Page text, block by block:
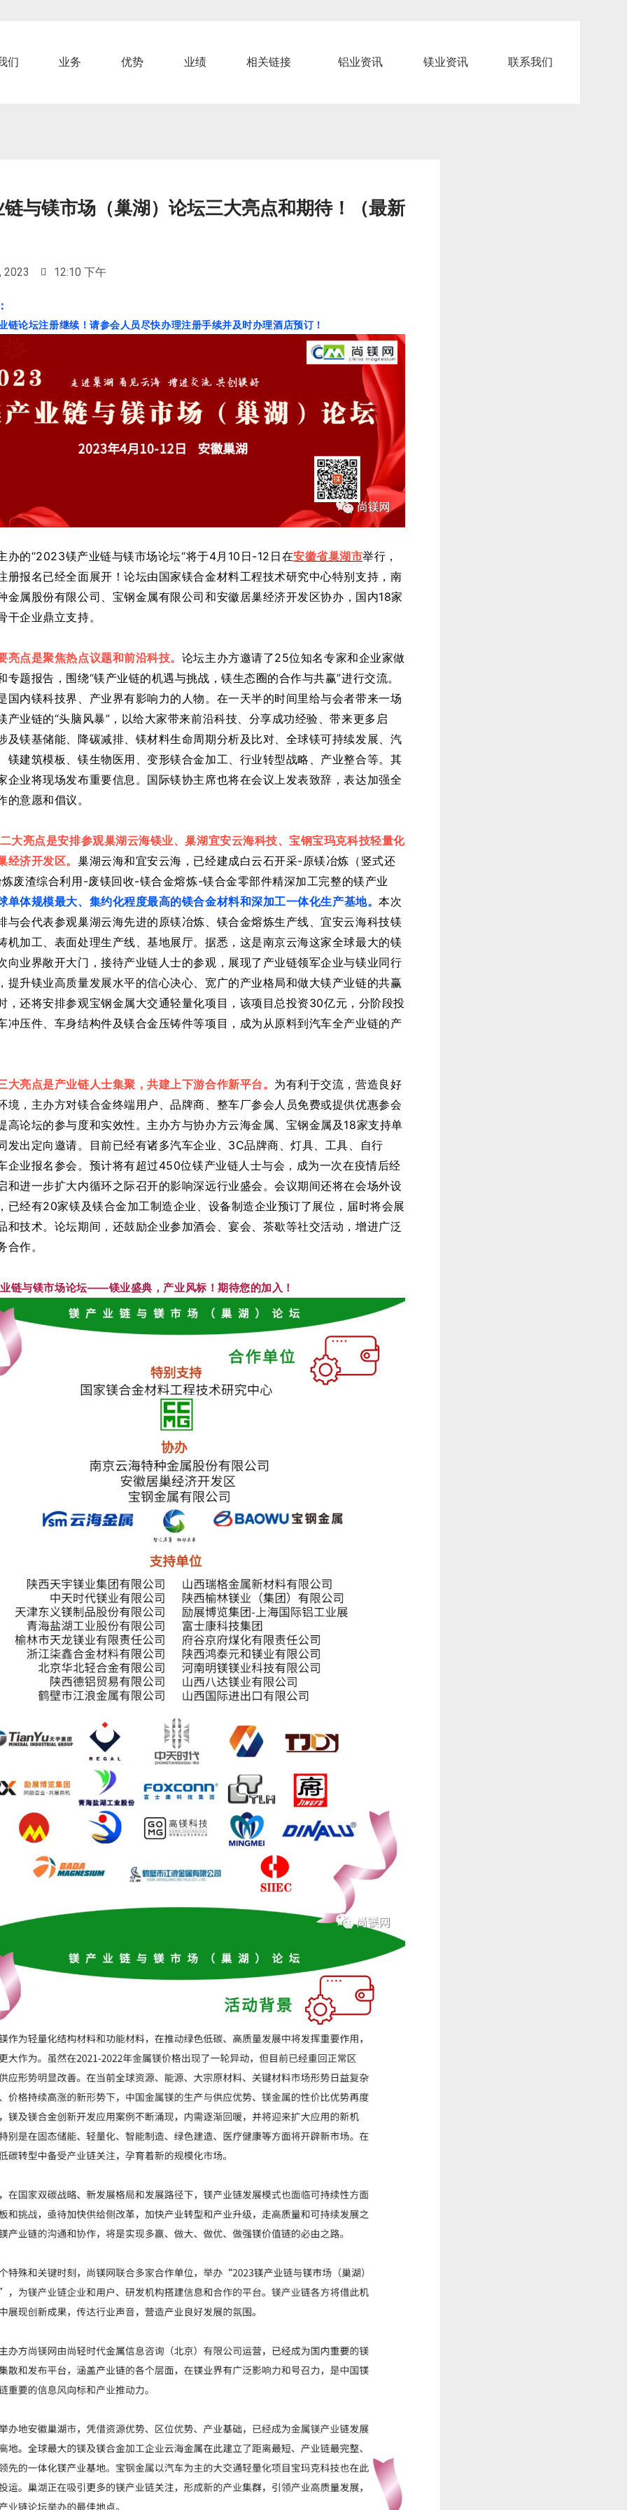
们 业务 优势 业绩 相关链接 铝业资讯 镁业资讯 联系我们
链与镁市场（巢湖）论坛三大亮点和期待！（最新
2023 12:10 下午
链论坛注册继续！请参会人员尽快办理注册手续并及时办理酒店预订！
办的“2023镁产业链与镁市场论坛“将于4月10日-12日在安徽省巢湖市举行，
册报名已经全面展开！论坛由国家镁合金材料工程技术研究中心特别支持，南
金属股份有限公司、 宝钢金属有限公司和安徽居巢经济开发区协办，国内18家
干企业鼎立支持。
亮点是聚焦热点议题和前沿科技。 论坛主办方邀请了25位知名专家和企业家做
专题报告，围绕“镁产业链的机遇与挑战，镁生态圈的合作与共赢”进行交流。
国内镁科技界、产业界有影响力的人物。在一天半的时间里给与会者带来一场
产业链的“头脑风暴”，以给大家带来前沿科技、分享成功经验、带来更多启
及镁基储能、降碳减排、镁材料生命周期分析及比对、全球镁可持续发展、汽
镁建筑模板、镁生物医用、变形镁合金加工、行业转型战略、产业整合等。其
企业将现场发布重要信息。 国际镁协主席也将在会议上发表致辞，表达加强全
的意愿和倡议。
大亮点是安排参观巢湖云海镁业、巢湖宜安云海科技、宝钢宝玛克科技轻量化
经济开发区。 巢湖云海和宜安云海，已经建成白云石开采-原镁冶炼（竖式还
废渣综合利用-废镁回收-镁合金熔炼-镁合金零部件精深加工完整的镁产业
单体规模最大、集约化程度最高的镁合金材料和深加工一体化生产基地。本次
与会代表参观巢湖云海先进的原镁冶炼、镁合金熔炼生产线、宜安云海科技镁
机加工、表面处理生产线、基地展厅。据悉，这是南京云海这家全球最大的镁
向业界敞开大门，接待产业链人士的参观，展现了产业链领军企业与镁业同行
提升镁业高质量发展水平的信心决心、宽广的产业格局和做大镁产业链的共赢
，还将安排参观宝钢金属大交通轻量化项目，该项目总投资30亿元，分阶段投
冲压件、车身结构件及镁合金压铸件等项目，成为从原料到汽车全产业链的产
大亮点是产业链人士集聚，共建上下游合作新平台。 为有利于交流，营造良好
境，主办方对镁合金终端用户、品牌商、整车厂参会人员免费或提供优惠参会
高论坛的参与度和实效性。主办方与协办方云海金属、宝钢金属及18家支持单
发出定向邀请。目前已经有诸多汽车企业、3C品牌商、灯具、工具、自行
企业报名参会。 预计将有超过450位镁产业链人士与会，成为一次在疫情后经
和进一步扩大内循环之际召开的影响深远行业盛会。会议期间还将在会场外设
已经有20家镁及镁合金加工制造企业、设备制造企业预订了展位，届时将会展
和技术。论坛期间，还鼓励企业参加酒会、宴会、茶歇等社交活动，增进广泛
合作。
链与镁市场论坛——镁业盛典，产业风标！期待您的加入！